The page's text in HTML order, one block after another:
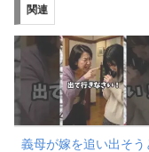
中…
関連
義母が嫁を追い出そう